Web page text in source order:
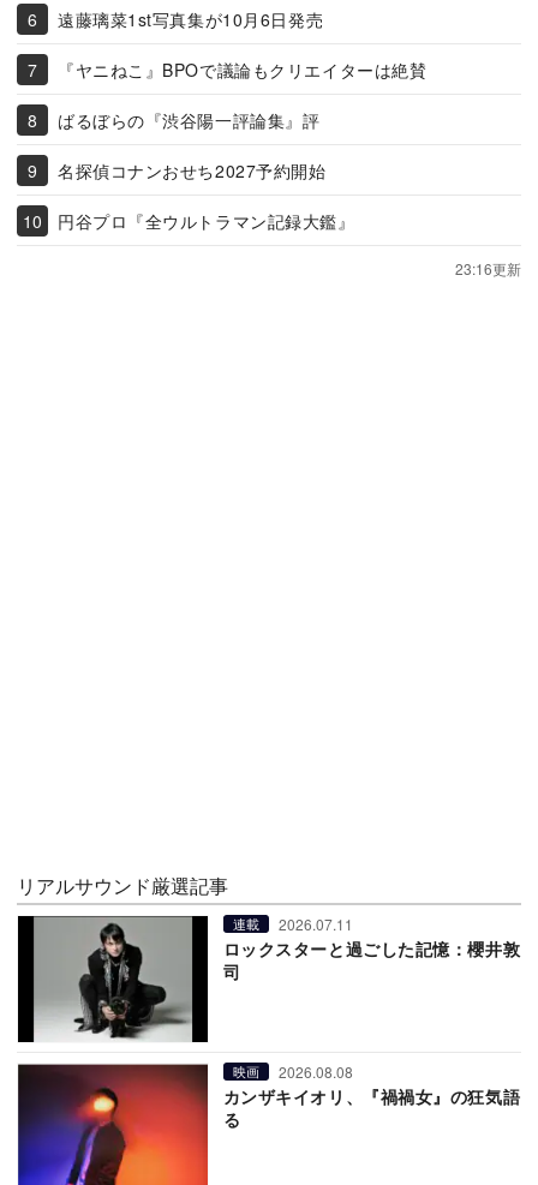
遠藤璃菜1st写真集が10月6日発売
『ヤニねこ』BPOで議論もクリエイターは絶賛
ばるぼらの『渋谷陽一評論集』評
名探偵コナンおせち2027予約開始
円谷プロ『全ウルトラマン記録大鑑』
23:16更新
リアルサウンド厳選記事
連載 2026.07.11
ロックスターと過ごした記憶：櫻井敦
司
映画 2026.08.08
カンザキイオリ、『禍禍女』の狂気語
る